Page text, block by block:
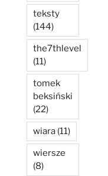
teksty
(144)
the7thlevel
(11)
tomek
beksiński
(22)
wiara (11)
wiersze
(8)